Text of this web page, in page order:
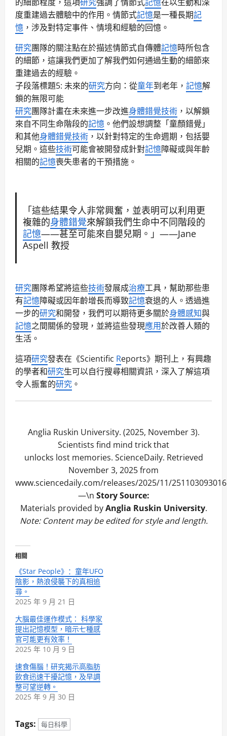
度重建過去體驗中的作用。情節式記憶是一種長期記
憶 ，涉及對特定事件、情境和經驗的回憶。
研究團隊的關注點在於描述情節式自傳體記憶時所包含
的細節，這讓我們更加了解我們如何通過生動的細節來
重建過去的經驗。
子段落標題5: 未來的研究方向：從童年到老年， 記憶解
鎖的無限可能
研究團隊計畫在未來進一步改進身體錯覺技術 ，以解鎖
來自不同生命階段的記憶 。他們設想調整「童顏錯覺」
和其他身體錯覺技術 ，以針對特定的生命週期，包括嬰
兒期。這些技術可能會被開發成針對記憶障礙或與年齡
相關的記憶喪失患者的干預措施。
「這些結果令人非常興奮，並表明可以利用更
複雜的身體錯覺來解鎖我們生命中不同階段的
記憶——甚至可能來自嬰兒期。」——Jane
Aspell 教授
研究團隊希望將這些技術發展成治療工具，幫助那些患
有記憶障礙或因年齡增長而導致記憶衰退的人。透過進
一步的研究和開發，我們可以期待更多關於身體感知與
記憶之間關係的發現，並將這些發現應用於改善人類的
生活。
這項研究發表在《Scientific Reports》期刊上，有興趣
的學者和研究生可以自行搜尋相關資訊，深入了解這項
令人振奮的研究 。
Anglia Ruskin University. (2025, November 3).
Scientists find mind trick that
unlocks lost memories. ScienceDaily. Retrieved
November 3, 2025 from
www.sciencedaily.com/releases/2025/11/
—\n Story Source:
Materials provided byAnglia Ruskin University.
Note: Content may be edited for style and length.
相關
《Star People》：童年UFO
陰影，熱浪侵襲下的真相追
尋。
2025 年 9 月 21 日
大腦最佳運作模式： 科學家
提出記憶模型，暗示七種感
官可能更有效率！
2025 年 10 月 9 日
速食傷腦！研究揭示高脂肪
飲食迅速干擾記憶，及早調
整可望逆轉。
2025 年 9 月 30 日
Tags: 每日科學